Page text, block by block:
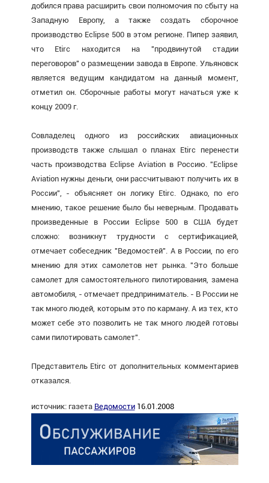
добился права расширить свои полномочия по сбыту на
Западную Европу, а также создать сборочное
производство Eclipse 500 в этом регионе. Пипер заявил,
что Etirc находится на "продвинутой стадии
переговоров" о размещении завода в Европе. Ульяновск
является ведущим кандидатом на данный момент,
отметил он. Сборочные работы могут начаться уже к
концу 2009 г.
Совладелец одного из российских авиационных
производств также слышал о планах Etirc перенести
часть производства Eclipse Aviation в Россию. "Eclipse
Aviation нужны деньги, они рассчитывают получить их в
России", - объясняет он логику Etirc. Однако, по его
мнению, такое решение было бы неверным. Продавать
произведенные в России Eclipse 500 в США будет
сложно: возникнут трудности с сертификацией,
отмечает собеседник "Ведомостей". А в России, по его
мнению для этих самолетов нет рынка. "Это больше
самолет для самостоятельного пилотирования, замена
автомобиля, - отмечает предприниматель. - В России не
так много людей, которым это по карману. А из тех, кто
может себе это позволить не так много людей готовы
сами пилотировать самолет".
Представитель Etirc от дополнительных комментариев
отказался.
источник: газета Ведомости 16.01.2008